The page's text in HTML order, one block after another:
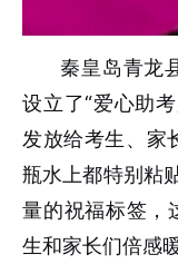
秦皇岛青龙县
设立了“爱心助
发放给考生、家
瓶水上都特别粘
量的祝福标签，
生和家长们倍感暖